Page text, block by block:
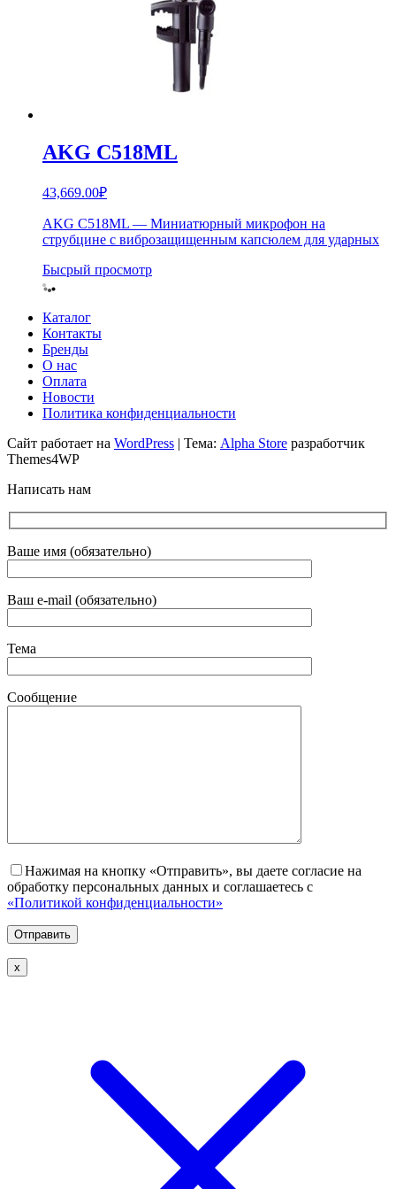
AKG C518ML
43,669.00₽
AKG C518ML — Миниатюрный микрофон на
струбцине с виброзащищенным капсюлем для ударных
Бысрый просмотр
Каталог
Контакты
Бренды
О нас
Оплата
Новости
Политика конфиденциальности
Сайт работает на WordPress | Тема: Alpha Store разработчик
Themes4WP
Написать нам
Ваше имя (обязательно)
Ваш e-mail (обязательно)
Тема
Сообщение
Нажимая на кнопку «Отправить», вы даете согласие на
обработку персональных данных и соглашаетесь с
«Политикой конфиденциальности»
х